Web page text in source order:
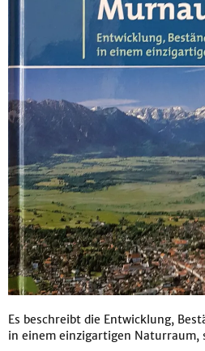
Es beschreibt die Entwicklung,
in einem einzigartigen Naturraum,